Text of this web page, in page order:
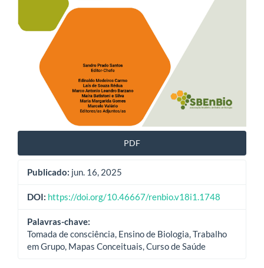
PDF
Publicado: jun. 16, 2025
DOI: https://doi.org/10.46667/renbio.v18i1.1748
Palavras-chave:
Tomada de consciência, Ensino de Biologia, Trabalho
em Grupo, Mapas Conceituais, Curso de Saúde